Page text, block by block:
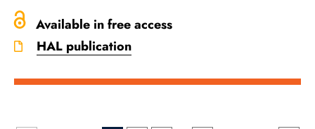
Available in free access
HAL publication